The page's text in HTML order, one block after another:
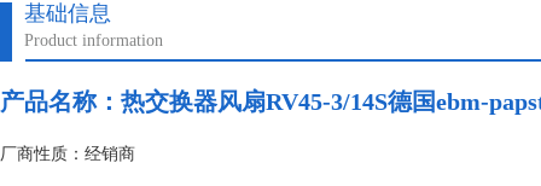
基础信息
Product information
产品名称：热交换器风扇RV45-3/14S德国ebm-
厂商性质：经销商